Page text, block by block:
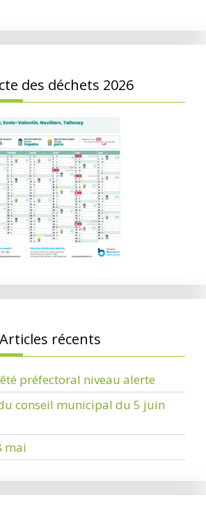
des déchets 2026
Articles récents
préfectoral niveau alerte
conseil municipal du 5 juin
mai